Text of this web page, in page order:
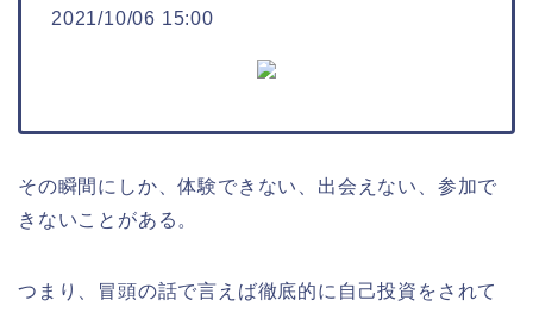
2021/10/06 15:00
その瞬間にしか、体験できない、出会えない、参加で
きないことがある。
つまり、冒頭の話で言えば徹底的に自己投資をされて